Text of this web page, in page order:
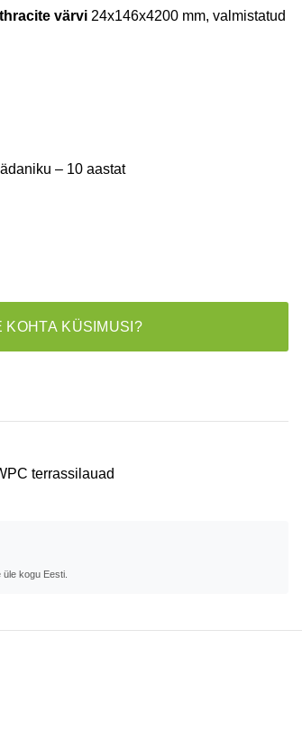
värvi 24x146x4200 mm, valmistatud
– 10 aastat
KOHTA KÜSIMUSI?
terrassilauad
kogu Eesti.